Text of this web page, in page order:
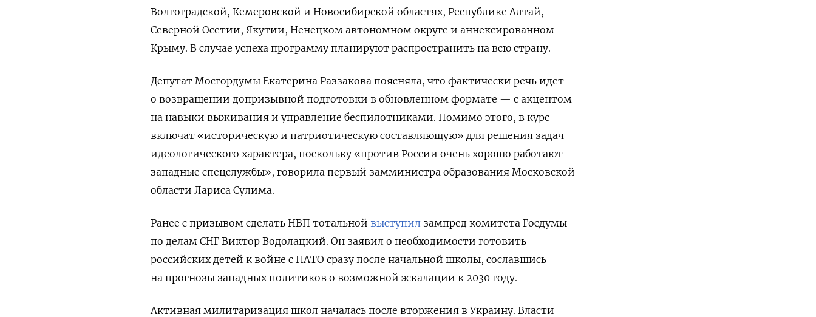
Волгоградской, Кемеровской и Новосибирской областях, Республике Алтай,
Северной Осетии, Якутии, Ненецком автономном округе и аннексированном
Крыму. В случае успеха программу планируют распространить на всю страну.
Депутат Мосгордумы Екатерина Раззакова поясняла, что фактически речь идет
о возвращении допризывной подготовки в обновленном формате — с акцентом
на навыки выживания и управление беспилотниками. Помимо этого, в курс
включат «историческую и патриотическую составляющую» для решения задач
идеологического характера, поскольку «против России очень хорошо работают
западные спецслужбы», говорила первый замминистра образования Московской
области Лариса Сулима.
Ранее с призывом сделать НВП тотальной выступил зампред комитета Госдумы
по делам СНГ Виктор Водолацкий. Он заявил о необходимости готовить
российских детей к войне с НАТО сразу после начальной школы, сославшись
на прогнозы западных политиков о возможной эскалации к 2030 году.
Активная милитаризация школ началась после вторжения в Украину. Власти